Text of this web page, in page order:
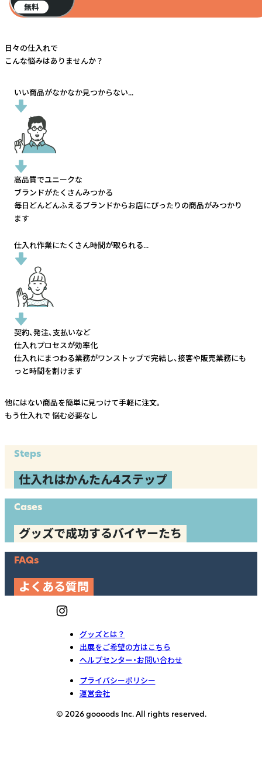
無料
日々の仕入れで
こんな悩みはありませんか？
いい商品がなかなか見つからない...
高品質でユニークな
ブランドがたくさんみつかる
毎日どんどんふえるブランドからお店にぴったりの商品がみつかり
ます
仕入れ作業にたくさん時間が取られる...
契約、発注、支払いなど
仕入れプロセスが効率化
仕入れにまつわる業務がワンストップで完結し、接客や販売業務にも
っと時間を割けます
他にはない商品を簡単に見つけて手軽に注文。
もう仕入れで 悩む必要なし
Steps
仕入れはかんたん4ステップ
Cases
グッズで成功するバイヤーたち
FAQs
よくある質問
グッズとは？
出展をご希望の方はこちら
ヘルプセンター・お問い合わせ
プライバシーポリシー
運営会社
© 2026 goooods Inc. All rights reserved.